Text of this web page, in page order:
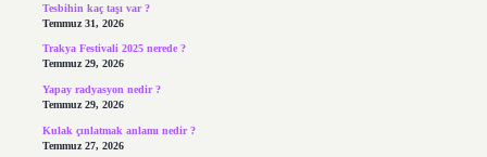
Tesbihin kaç taşı var ?
Temmuz 31, 2026
Trakya Festivali 2025 nerede ?
Temmuz 29, 2026
Yapay radyasyon nedir ?
Temmuz 29, 2026
Kulak çınlatmak anlamı nedir ?
Temmuz 27, 2026